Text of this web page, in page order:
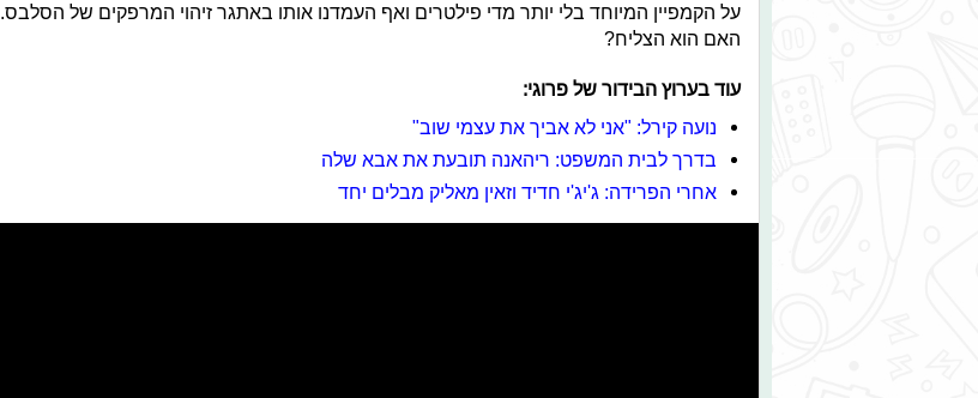
על הקמפיין המיוחד בלי יותר מדי פילטרים ואף העמדנו אותו באתגר זיהוי המרפקים של הסלבס.
האם הוא הצליח?
עוד בערוץ הבידור של פרוגי:
נועה קירל: "אני לא אביך את עצמי שוב"
בדרך לבית המשפט: ריהאנה תובעת את אבא שלה
אחרי הפרידה: ג'יג'י חדיד וזאין מאליק מבלים יחד